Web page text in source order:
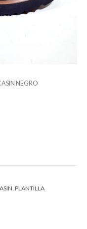
NEGRO
PLANTILLA